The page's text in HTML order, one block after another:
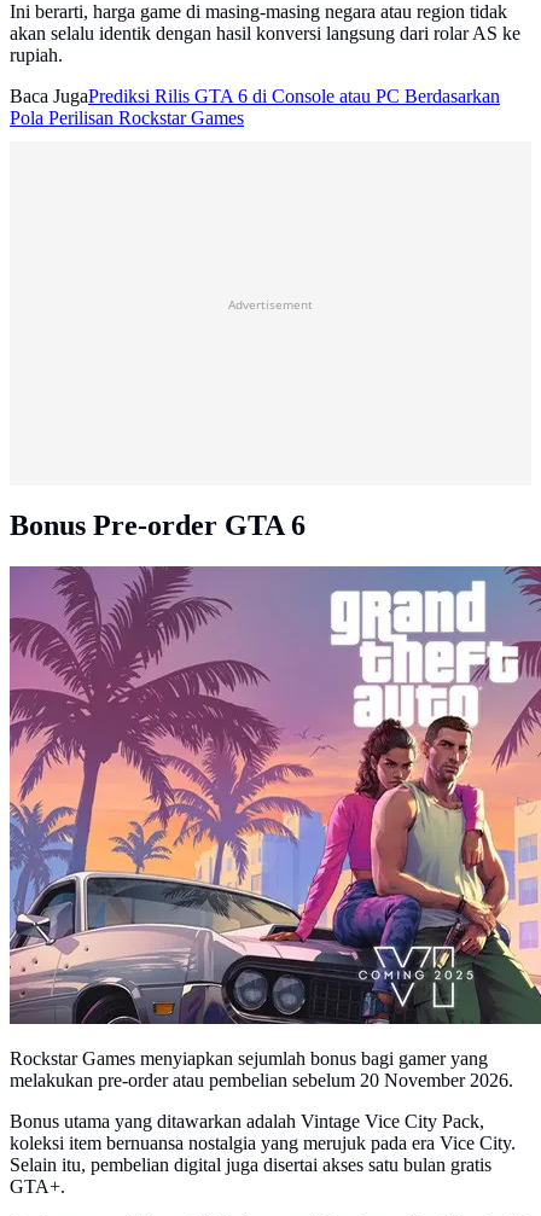
Ini berarti, harga game di masing-masing negara atau region tidak
akan selalu identik dengan hasil konversi langsung dari rolar AS ke
rupiah.
Baca JugaPrediksi Rilis GTA 6 di Console atau PC Berdasarkan
Pola Perilisan Rockstar Games
Advertisement
Bonus Pre-order GTA 6
Rockstar Games menyiapkan sejumlah bonus bagi gamer yang
melakukan pre-order atau pembelian sebelum 20 November 2026.
Bonus utama yang ditawarkan adalah Vintage Vice City Pack,
koleksi item bernuansa nostalgia yang merujuk pada era Vice City.
Selain itu, pembelian digital juga disertai akses satu bulan gratis
GTA+.